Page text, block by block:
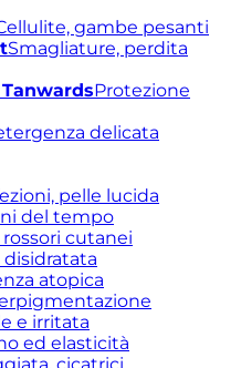
gambe pesanti
Smagliature, perdita
Protezione
delicata
pelle lucida
del tempo
cutanei
disidratata
atopica
e irritata
ed elasticità